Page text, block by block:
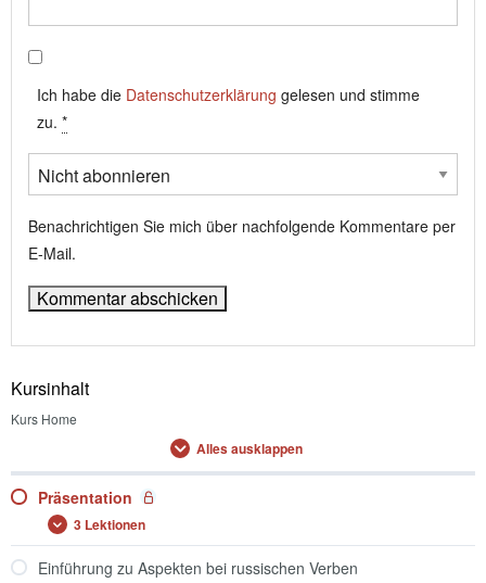
Ich habe die Datenschutzerklärung gelesen und stimme
zu. *
Benachrichtigen Sie mich über nachfolgende Kommentare per
E-Mail.
Kursinhalt
Kurs Home
Alles ausklappen
Kapitel
Präsentation
Ausklappen
Präsentation
3 Lektionen
Einführung zu Aspekten bei russischen Verben